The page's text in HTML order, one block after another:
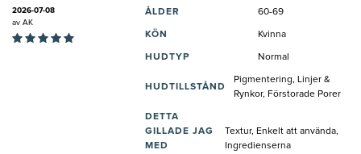
2026-07-08
av AK
ÅLDER 60-69
KÖN Kvinna
HUDTYP Normal
HUDTILLSTÅND
Pigmentering, Linjer &
Rynkor, Förstorade Porer
DETTA
GILLADE JAG
MED
Textur, Enkelt att använda,
Ingredienserna